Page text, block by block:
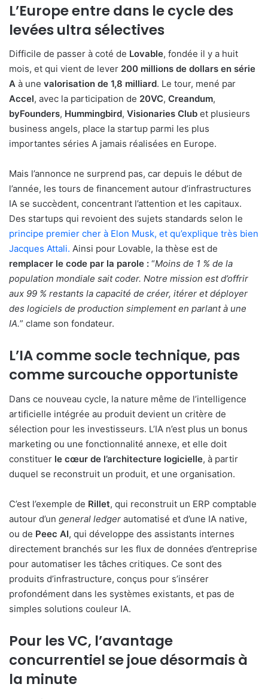
L’Europe entre dans le cycle des
levées ultra sélectives
Difficile de passer à coté de Lovable, fondée il y a huit
mois, et qui vient de lever 200 millions de dollars en série
A à une valorisation de 1,8 milliard. Le tour, mené par
Accel, avec la participation de 20VC, Creandum,
byFounders, Hummingbird, Visionaries Club et plusieurs
business angels, place la startup parmi les plus
importantes séries A jamais réalisées en Europe.
Mais l’annonce ne surprend pas, car depuis le début de
l’année, les tours de financement autour d’infrastructures
IA se succèdent, concentrant l’attention et les capitaux.
Des startups qui revoient des sujets standards selon le
principe premier cher à Elon Musk, et qu’explique très bien
Jacques Attali. Ainsi pour Lovable, la thèse est de
remplacer le code par la parole : “Moins de 1 % de la
population mondiale sait coder. Notre mission est d’offrir
aux 99 % restants la capacité de créer, itérer et déployer
des logiciels de production simplement en parlant à une
IA.” clame son fondateur.
L’IA comme socle technique, pas
comme surcouche opportuniste
Dans ce nouveau cycle, la nature même de l’intelligence
artificielle intégrée au produit devient un critère de
sélection pour les investisseurs. L’IA n’est plus un bonus
marketing ou une fonctionnalité annexe, et elle doit
constituer le cœur de l’architecture logicielle, à partir
duquel se reconstruit un produit, et une organisation.
C’est l’exemple de Rillet, qui reconstruit un ERP comptable
autour d’un general ledger automatisé et d’une IA native,
ou de Peec AI, qui développe des assistants internes
directement branchés sur les flux de données d’entreprise
pour automatiser les tâches critiques. Ce sont des
produits d’infrastructure, conçus pour s’insérer
profondément dans les systèmes existants, et pas de
simples solutions couleur IA.
Pour les VC, l’avantage
concurrentiel se joue désormais à
la minute